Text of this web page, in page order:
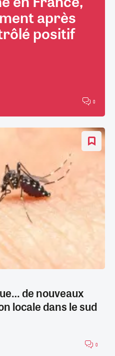
après
positif
0
de nouveaux
locale dans le sud
0